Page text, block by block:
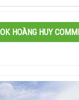
HOÀNG HUY